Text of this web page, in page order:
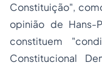
Constituição",
opinião de Hans-
constituem "
Constitucional